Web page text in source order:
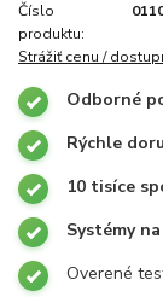
Číslo
produktu:
Strážiť cenu /
Odborné
Rýchle
10 tisíce
Systémy
Overené